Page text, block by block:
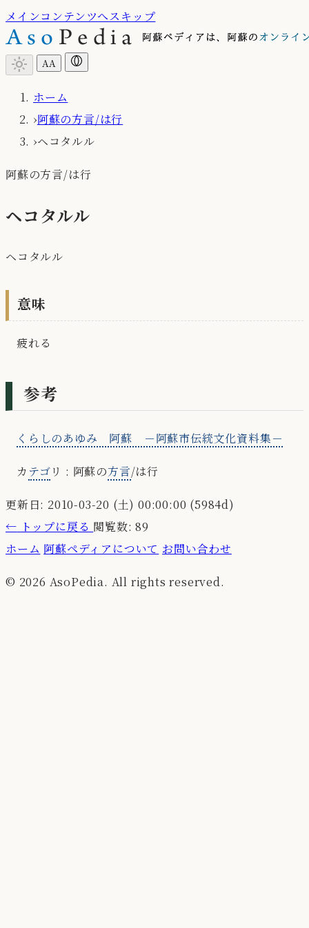
メインコンテンツへスキップ
light_mode AA
ホーム
›阿蘇の方言/は行
›ヘコタルル
阿蘇の方言/は行
ヘコタルル
ヘコタルル
意味
疲れる
参考
くらしのあゆみ 阿蘇 －阿蘇市伝統文化資料集－
カ テゴリ : 阿蘇の方言/は行
更新日: 2010-03-20 (土) 00:00:00 (5984d)
← トップに戻る 閲覧数: 89
ホーム 阿蘇ペディアについて お問い合わせ
© 2026 AsoPedia. All rights reserved.